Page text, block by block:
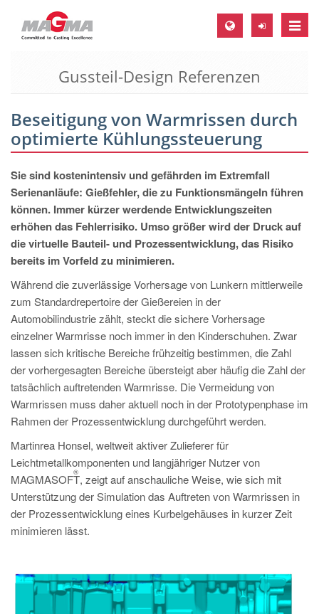
Toggle
MAGMA Europa, Deutschland
EN
CS
MAGMA Nordamerika, USA
EN
MAGMA Asien-Pazifik, Singapur
MAGMA Südamerika, Brasilien
PT
ES
MAGMA Türkei
EN
TR
MAGMA China
EN
ZH
MAGMA Indien
EN
Gussteil-Design Referenzen
Beseitigung von Warmrissen durch
optimierte Kühlungssteuerung
Sie sind kostenintensiv und gefährden im Extremfall
Serienanläufe: Gießfehler, die zu Funktionsmängeln führen
können. Immer kürzer werdende Entwicklungszeiten
erhöhen das Fehlerrisiko. Umso größer wird der Druck auf
die virtuelle Bauteil- und Prozessentwicklung, das Risiko
bereits im Vorfeld zu minimieren.
Während die zuverlässige Vorhersage von Lunkern mittlerweile
zum Standardrepertoire der Gießereien in der
Automobilindustrie zählt, steckt die sichere Vorhersage
einzelner Warmrisse noch immer in den Kinderschuhen. Zwar
lassen sich kritische Bereiche frühzeitig bestimmen, die Zahl
der vorhergesagten Bereiche übersteigt aber häufig die Zahl der
tatsächlich auftretenden Warmrisse. Die Vermeidung von
Warmrissen muss daher aktuell noch in der Prototypenphase im
Rahmen der Prozessentwicklung durchgeführt werden.
Martinrea Honsel, weltweit aktiver Zulieferer für
Leichtmetallkomponenten und langjähriger Nutzer von
MAGMASOFT
®
, zeigt auf anschauliche Weise, wie sich mit
Unterstützung der Simulation das Auftreten von Warmrissen in
der Prozessentwicklung eines Kurbelgehäuses in kurzer Zeit
minimieren lässt.